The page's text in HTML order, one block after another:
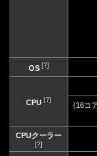
OS[?]
CPU [?]
(16コ
CPUクーラー
[?]